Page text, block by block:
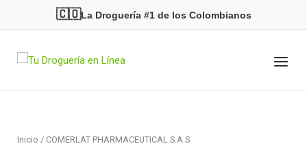
🇨🇴La Droguería #1 de los Colombianos
Home Menu
Inicio / COMERLAT PHARMACEUTICAL S.A.S